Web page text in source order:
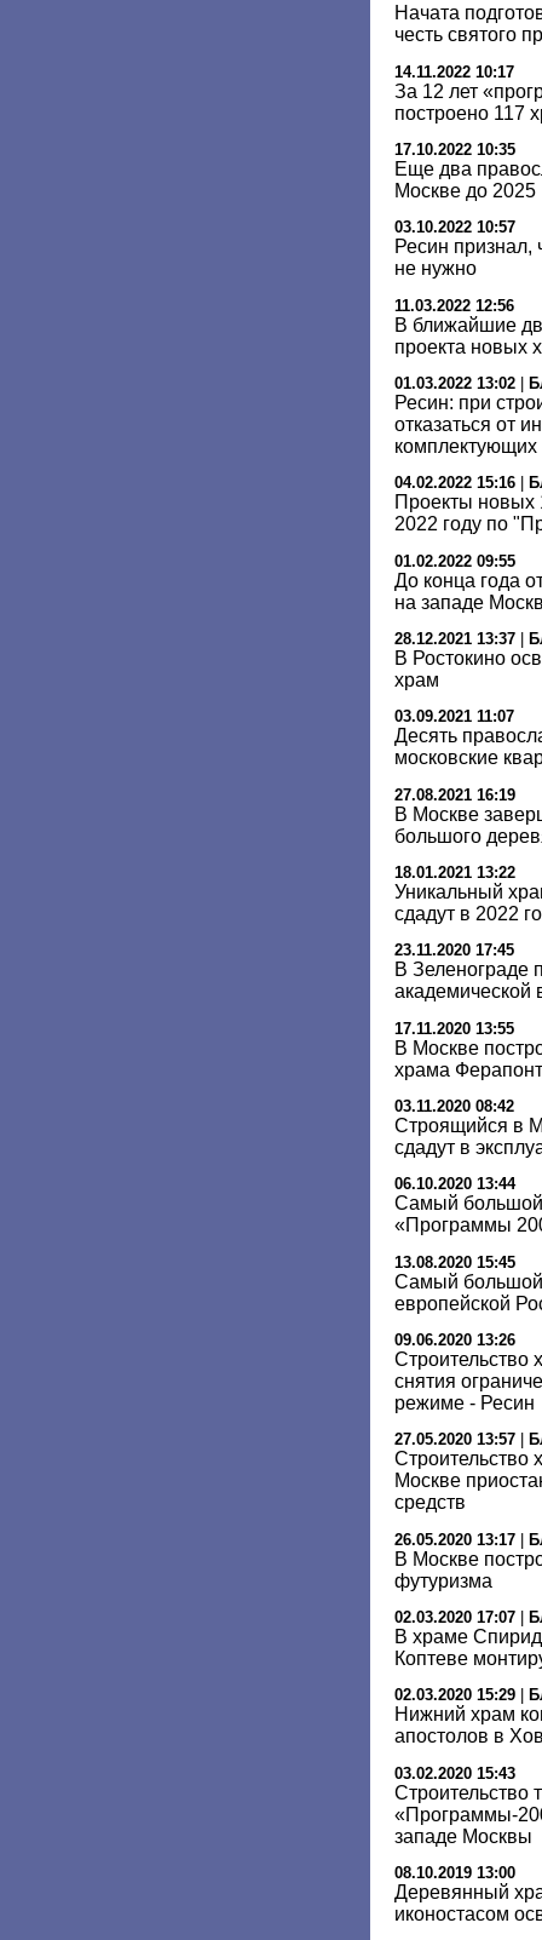
Начата
честь святого
14.11.2022 10:17
За 12 лет
построено 117
17.10.2022 10:35
Еще два
Москве до 2025
03.10.2022 10:57
Ресин признал,
не нужно
11.03.2022 12:56
В ближайшие
проекта новых
01.03.2022 13:02
Ресин: при
отказаться от
комплектующих
04.02.2022 15:16
Проекты новых
2022 году по
01.02.2022 09:55
До конца года
на западе
28.12.2021 13:37
В Ростокино
храм
03.09.2021 11:07
Десять
московские
27.08.2021 16:19
В Москве
большого
18.01.2021 13:22
Уникальный
сдадут в 2022
23.11.2020 17:45
В Зеленограде
академической
17.11.2020 13:55
В Москве
храма
03.11.2020 08:42
Строящийся в
сдадут в
06.10.2020 13:44
Самый большой
«Программы
13.08.2020 15:45
Самый
европейской
09.06.2020 13:26
Cтроительство
снятия
режиме - Ресин
27.05.2020 13:57
Строительство
Москве
средств
26.05.2020 13:17 |
В Москве
футуризма
02.03.2020 17:07
В храме
Коптеве
02.03.2020 15:29
Нижний храм
апостолов в
03.02.2020 15:43
Строительство
«Программы-
западе Москвы
08.10.2019 13:00
Деревянный
иконостасом